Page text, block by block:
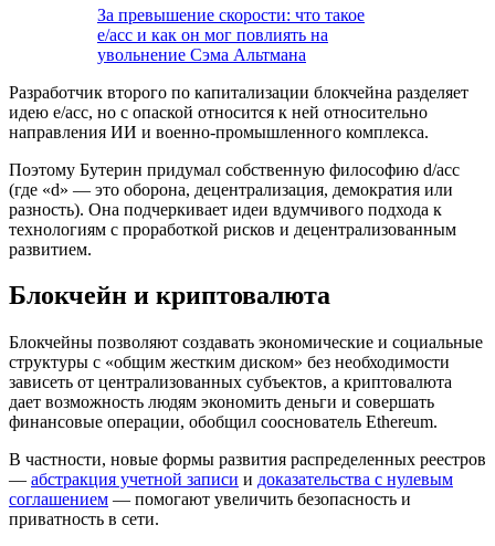
За превышение скорости: что такое
e/acc и как он мог повлиять на
увольнение Сэма Альтмана
Разработчик второго по капитализации блокчейна разделяет
идею e/acc, но с опаской относится к ней относительно
направления ИИ и военно-промышленного комплекса.
Поэтому Бутерин придумал собственную философию d/acc
(где «d» — это оборона, децентрализация, демократия или
разность). Она подчеркивает идеи вдумчивого подхода к
технологиям с проработкой рисков и децентрализованным
развитием.
Блокчейн и криптовалюта
Блокчейны позволяют создавать экономические и социальные
структуры с «общим жестким диском» без необходимости
зависеть от централизованных субъектов, а криптовалюта
дает возможность людям экономить деньги и совершать
финансовые операции, обобщил сооснователь Ethereum.
В частности, новые формы развития распределенных реестров
— абстракция учетной записи и доказательства с нулевым
соглашением — помогают увеличить безопасность и
приватность в сети.